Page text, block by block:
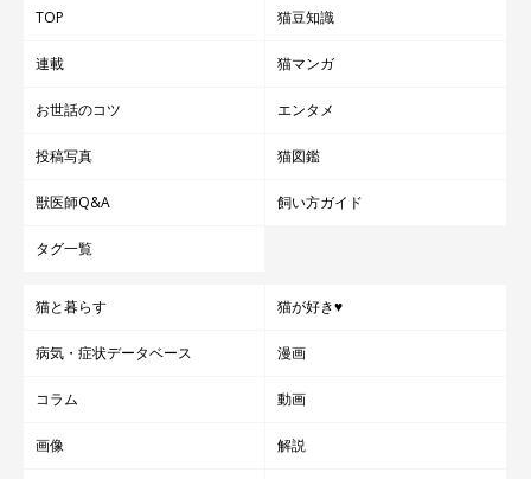
TOP 猫豆知識
連載 猫マンガ
お世話のコツ エンタメ
投稿写真 猫図鑑
獣医師Q&A 飼い方ガイド
タグ一覧
猫と暮らす 猫が好き♥
病気・症状データベース 漫画
コラム 動画
画像 解説